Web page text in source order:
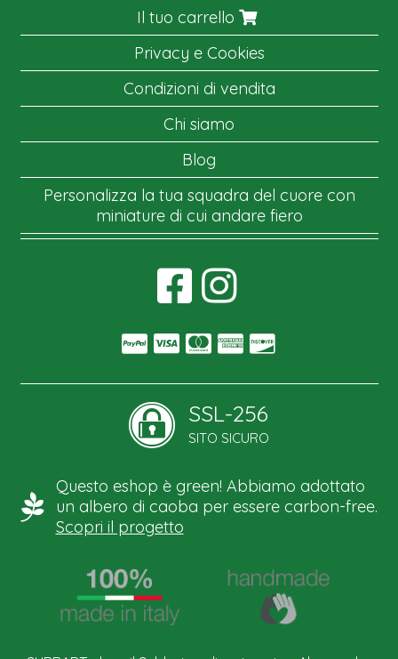
Il tuo carrello
Privacy e Cookies
Condizioni di vendita
Chi siamo
Blog
Personalizza la tua squadra del cuore con
miniature di cui andare fiero
SSL-256
SITO SICURO
Questo eshop è green! Abbiamo adottato
un albero di caoba per essere carbon-free.
Scopri il progetto